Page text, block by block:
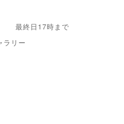
最終日17時まで
リー